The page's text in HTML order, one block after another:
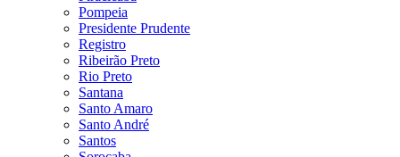
Pompeia
Presidente Prudente
Registro
Ribeirão Preto
Rio Preto
Santana
Santo Amaro
Santo André
Santos